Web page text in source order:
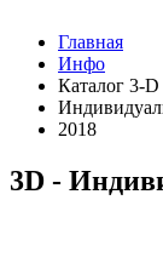
Главная
Инфо
Каталог 3-D
2018
3D -